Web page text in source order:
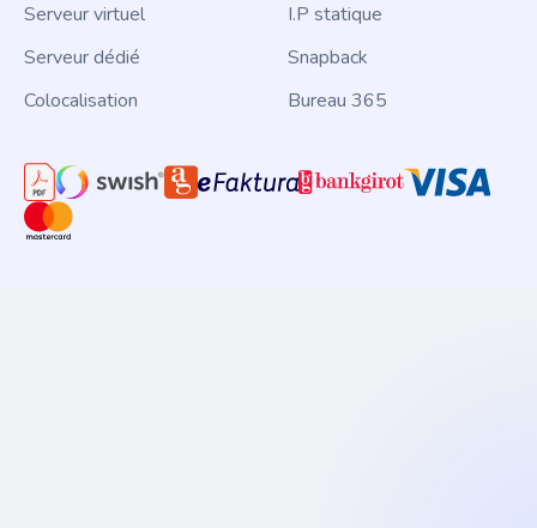
Serveur virtuel
Serveur dédié
Colocalisation
I.P statique
Snapback
Bureau 365